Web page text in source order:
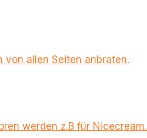
von allen Seiten anbraten.
werden z.B für Nicecream.